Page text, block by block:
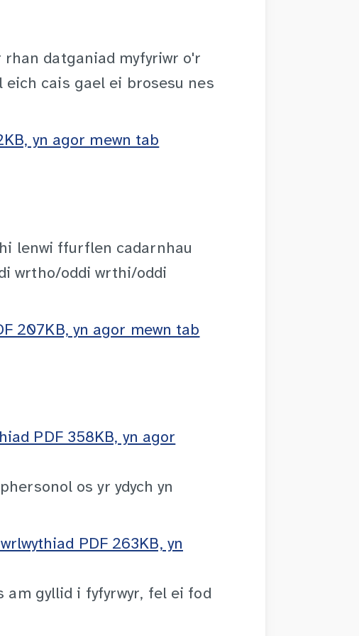
datganiad myfyriwr o'r
cais gael ei brosesu nes
yn agor mewn tab
lenwi ffurflen cadarnhau
wrtho/oddi wrthi/oddi
207KB, yn agor mewn tab
PDF 358KB, yn agor
os yr ydych yn
PDF 263KB, yn
am gyllid i fyfyrwyr, fel ei fod